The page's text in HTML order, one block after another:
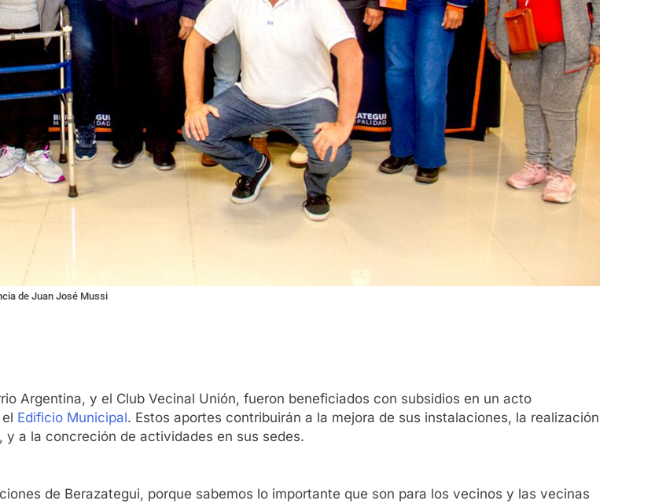
de Juan José Mussi
Argentina, y el Club Vecinal Unión, fueron beneficiados con subsidios en un acto
Edificio Municipal. Estos aportes contribuirán a la mejora de sus instalaciones, la realización
a la concreción de actividades en sus sedes.
de Berazategui, porque sabemos lo importante que son para los vecinos y las vecinas